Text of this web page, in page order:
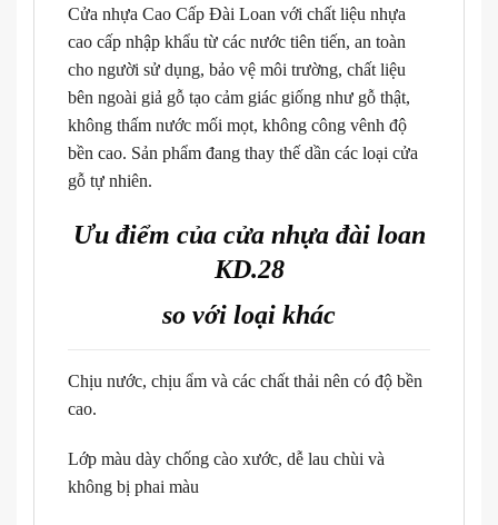
Cửa nhựa Cao Cấp Đài Loan với chất liệu nhựa
cao cấp nhập khẩu từ các nước tiên tiến, an toàn
cho người sử dụng, bảo vệ môi trường, chất liệu
bên ngoài giả gỗ tạo cảm giác giống như gỗ thật,
không thấm nước mối mọt, không công vênh độ
bền cao. Sản phẩm đang thay thế dần các loại cửa
gỗ tự nhiên.
Ưu điểm của cửa nhựa đài loan
KD.28
so với loại khác
Chịu nước, chịu ẩm và các chất thải nên có độ bền
cao.
Lớp màu dày chống cào xước, dễ lau chùi và
không bị phai màu